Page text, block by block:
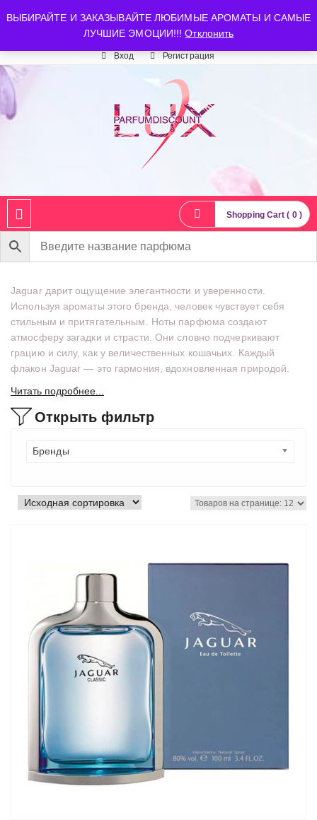
ВЫБИРАЙТЕ И ЗАКАЗЫВАЙТЕ ЛЮБИМЫЕ АРОМАТЫ И САМЫЕ
ЛУЧШИЕ ЭМОЦИИ!!!Отклонить
luxparfumdiscount@mail.ru +7 903 544 11 18 г. Москва
Время работы: пн-сб 10:00-21:00
Вход Регистрация
Shopping Cart ( 0 )
Jaguar дарит ощущение элегантности и уверенности.
Используя ароматы этого бренда, человек чувствует себя
стильным и притягательным. Ноты парфюма создают
атмосферу загадки и страсти. Они словно подчеркивают
грацию и силу, как у величественных кошачьих. Каждый
флакон Jaguar — это гармония, вдохновленная природой.
Читать подробнее...
Открыть фильтр
Бренды